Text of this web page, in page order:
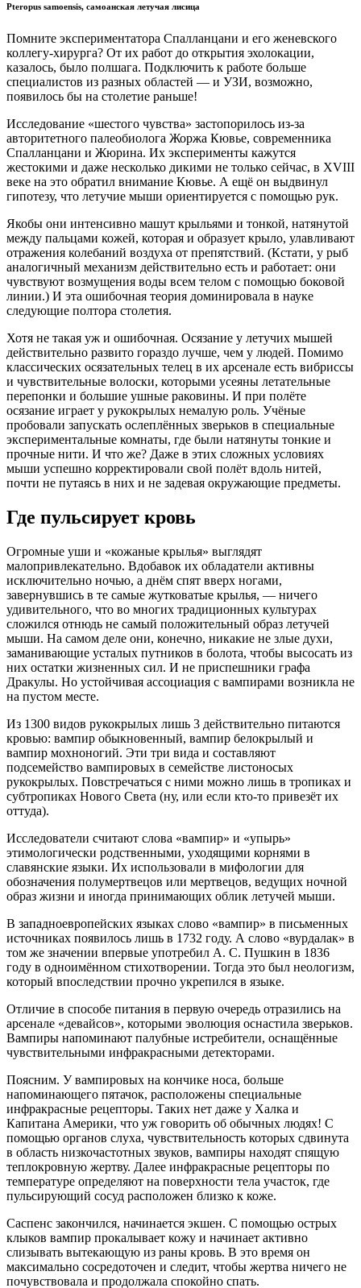
Pteropus samoensis, самоанская летучая лисица
Помните экспериментатора Спалланцани и его женевского
коллегу-хирурга? От их работ до открытия эхолокации,
казалось, было полшага. Подключить к работе больше
специалистов из разных областей — и УЗИ, возможно,
появилось бы на столетие раньше!
Исследование «шестого чувства» застопорилось из-за
авторитетного палеобиолога Жоржа Кювье, современника
Спалланцани и Жюрина. Их эксперименты кажутся
жестокими и даже несколько дикими не только сейчас, в XVIII
веке на это обратил внимание Кювье. А ещё он выдвинул
гипотезу, что летучие мыши ориентируется с помощью рук.
Якобы они интенсивно машут крыльями и тонкой, натянутой
между пальцами кожей, которая и образует крыло, улавливают
отражения колебаний воздуха от препятствий. (Кстати, у рыб
аналогичный механизм действительно есть и работает: они
чувствуют возмущения воды всем телом с помощью боковой
линии.) И эта ошибочная теория доминировала в науке
следующие полтора столетия.
Хотя не такая уж и ошибочная. Осязание у летучих мышей
действительно развито гораздо лучше, чем у людей. Помимо
классических осязательных телец в их арсенале есть вибриссы
и чувствительные волоски, которыми усеяны летательные
перепонки и большие ушные раковины. И при полёте
осязание играет у рукокрылых немалую роль. Учёные
пробовали запускать ослеплённых зверьков в специальные
экспериментальные комнаты, где были натянуты тонкие и
прочные нити. И что же? Даже в этих сложных условиях
мыши успешно корректировали свой полёт вдоль нитей,
почти не путаясь в них и не задевая окружающие предметы.
Где пульсирует кровь
Огромные уши и «кожаные крылья» выглядят
малопривлекательно. Вдобавок их обладатели активны
исключительно ночью, а днём спят вверх ногами,
завернувшись в те самые жутковатые крылья, — ничего
удивительного, что во многих традиционных культурах
сложился отнюдь не самый положительный образ летучей
мыши. На самом деле они, конечно, никакие не злые духи,
заманивающие усталых путников в болота, чтобы высосать из
них остатки жизненных сил. И не приспешники графа
Дракулы. Но устойчивая ассоциация с вампирами возникла не
на пустом месте.
Из 1300 видов рукокрылых лишь 3 действительно питаются
кровью: вампир обыкновенный, вампир белокрылый и
вампир мохноногий. Эти три вида и составляют
подсемейство вампировых в семействе листоносых
рукокрылых. Повстречаться с ними можно лишь в тропиках и
субтропиках Нового Света (ну, или если кто-то привезёт их
оттуда).
Исследователи считают слова «вампир» и «упырь»
этимологически родственными, уходящими корнями в
славянские языки. Их использовали в мифологии для
обозначения полумертвецов или мертвецов, ведущих ночной
образ жизни и иногда принимающих облик летучей мыши.
В западноевропейских языках слово «вампир» в письменных
источниках появилось лишь в 1732 году. А слово «вурдалак» в
том же значении впервые употребил А. С. Пушкин в 1836
году в одноимённом стихотворении. Тогда это был неологизм,
который впоследствии прочно укрепился в языке.
Отличие в способе питания в первую очередь отразились на
арсенале «девайсов», которыми эволюция оснастила зверьков.
Вампиры напоминают палубные истребители, оснащённые
чувствительными инфракрасными детекторами.
Поясним. У вампировых на кончике носа, больше
напоминающего пятачок, расположены специальные
инфракрасные рецепторы. Таких нет даже у Халка и
Капитана Америки, что уж говорить об обычных людях! С
помощью органов слуха, чувствительность которых сдвинута
в область низкочастотных звуков, вампиры находят спящую
теплокровную жертву. Далее инфракрасные рецепторы по
температуре определяют на поверхности тела участок, где
пульсирующий сосуд расположен близко к коже.
Саспенс закончился, начинается экшен. С помощью острых
клыков вампир прокалывает кожу и начинает активно
слизывать вытекающую из раны кровь. В это время он
максимально сосредоточен и следит, чтобы жертва ничего не
почувствовала и продолжала спокойно спать.